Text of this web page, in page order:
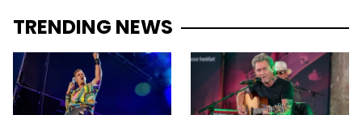
TRENDING NEWS